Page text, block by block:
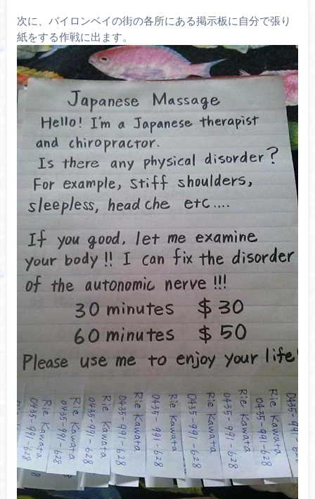
次に、バイロンベイの街の各所にある掲示板に自分で張り
紙をする作戦に出ます。